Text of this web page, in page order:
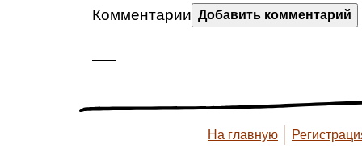
Комментарии Добавить комментарий
—
На главную